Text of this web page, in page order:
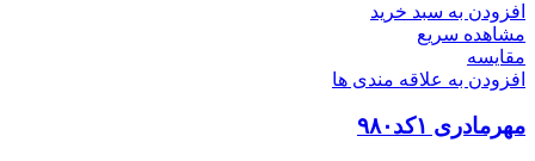
افزودن به سبد خرید
مشاهده سریع
مقایسه
افزودن به علاقه مندی ها
مهرمادری ۱کد۹۸۰